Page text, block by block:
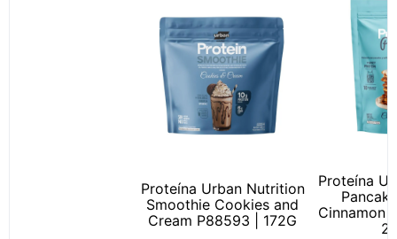
Proteína Urban Nutrition
Smoothie Cookies and
Cream P88593 | 172G
Proteína
Cinnamon